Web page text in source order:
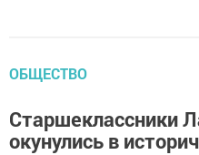
ОБЩЕСТВО
Старшеклассники
окунулись в